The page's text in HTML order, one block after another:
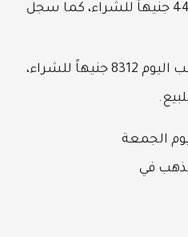
سجل عيار 9 اليوم 443.25 جنيهاً للشراء، كما سجل
سجل سعر الجنيه الذهب اليوم 8312 جنيهاً للشراء،